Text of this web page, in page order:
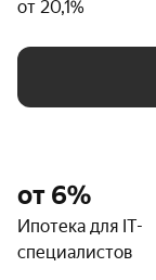
от 20,1%
от 6%
Ипотека для IT-
специалистов